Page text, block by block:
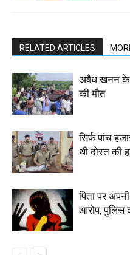
RELATED ARTICLES
अवैध खनन के
की मौत
सिर्फ पांच
थी दोस्त की
पिता पर
आरोप, पुलिस